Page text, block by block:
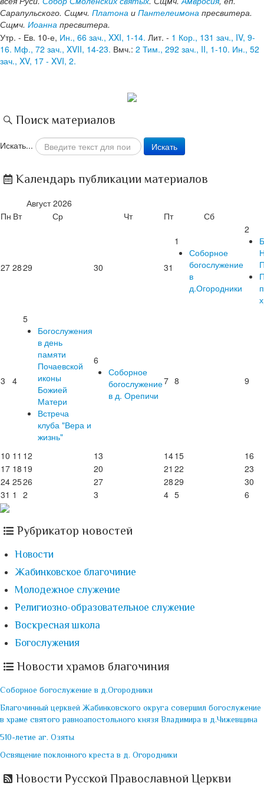
Сарапульского. Сщмч. Платона и Пантелеимона пресвитера.
Сщмч. Иоанна пресвитера.
Утр. - Ев. 10-е, Ин., 66 зач., XXI, 1-14. Лит. - 1 Кор., 131 зач., IV, 9-
16. Мф., 72 зач., XVII, 14-23. Вмч.: 2 Тим., 292 зач., II, 1-10. Ин., 52
зач., XV, 17 - XVI, 2.
Поиск материалов
Искать... Искать
Календарь публикации материалов
Август 2026
Пн Вт Ср Чт Пт Сб
27 2829 30 31
1
Соборное
богослужение
в
д.Огородники
2
3 4
5
Богослужения
в день
памяти
Почаевской
иконы
Божией
Матери
Встреча
клуба "Вера и
жизнь"
6
Соборное
богослужение
в д. Орепичи
7 8 9
10 11 12 13 1415
16
17 18 19 20 21 22
23
24 2526 27 2829
30
31 1 2 3 4 5 6
Рубрикатор новостей
Новости
Жабинковское благочиние
Молодежное служение
Религиозно-образовательное служение
Воскресная школа
Богослужения
Новости храмов благочиния
Соборное богослужение в д.Огородники
Благочинный церквей Жабинковского округа совершил богослужение
в храме святого равноапостольного князя Владимира в д.Чижевщина
510-летие аг. Озяты
Освящение поклонного креста в д. Огородники
Новости Русской Православной Церкви